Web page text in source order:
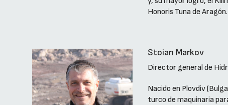
Honoris Tuna de Aragón.
Stoian Markov
Director general de
Nacido en Plovdiv
turco de maquinaria